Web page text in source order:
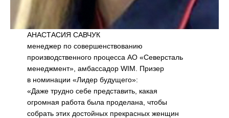
АНАСТАСИЯ САВЧУК
менеджер по совершенствованию
производственного процесса АО «Северсталь
менеджмент», амбассадор WIM. Призер
в номинации «Лидер будущего»:
«Даже трудно себе представить, какая
огромная работа была проделана, чтобы
собрать этих достойных прекрасных женщин